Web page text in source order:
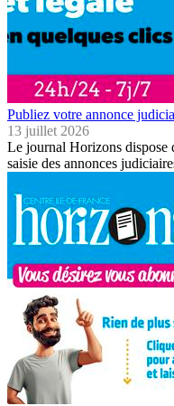
Publiez votre annonce
13 juillet 2026
Le journal Horizons dispose
saisie des annonces